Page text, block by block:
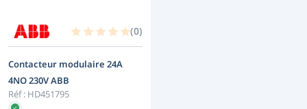
(0)
Contacteur modulaire 24A
4NO 230V ABB
Réf : HD451795